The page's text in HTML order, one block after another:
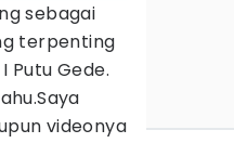
sebagai
terpenting
Putu Gede.
videonya